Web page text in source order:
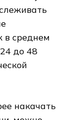
в среднем
до 48
накачать